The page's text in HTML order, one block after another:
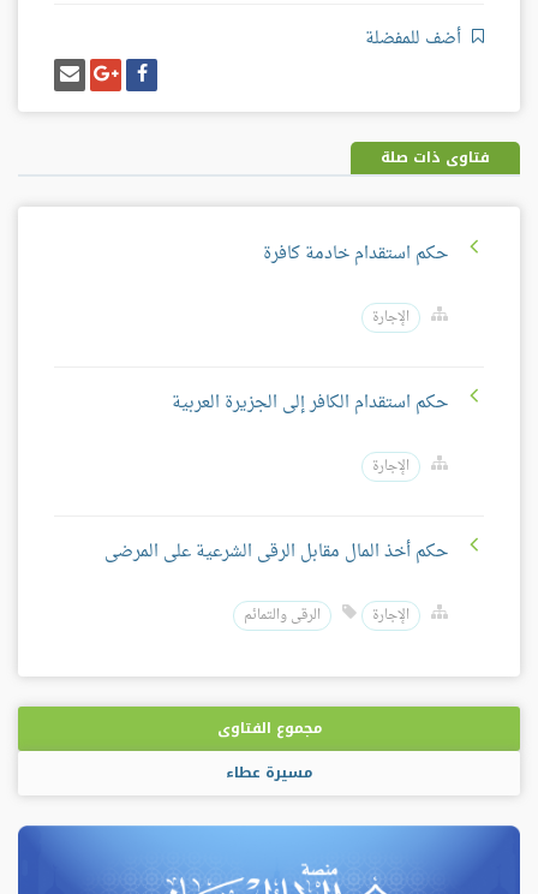
أضف للمفضلة
شارك
على
فيسبوك
شارك
على
غوغل
بلس
إرسل
إيميل
فتاوى ذات صلة
حكم استقدام خادمة كافرة
الإجارة
حكم استقدام الكافر إلى الجزيرة العربية
الإجارة
حكم أخذ المال مقابل الرقى الشرعية على المرضى
الإجارة الرقى والتمائم
مجموع الفتاوى
مسيرة عطاء